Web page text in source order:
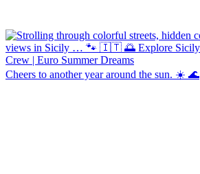
Cheers to another year around the sun. ☀️ 🌊